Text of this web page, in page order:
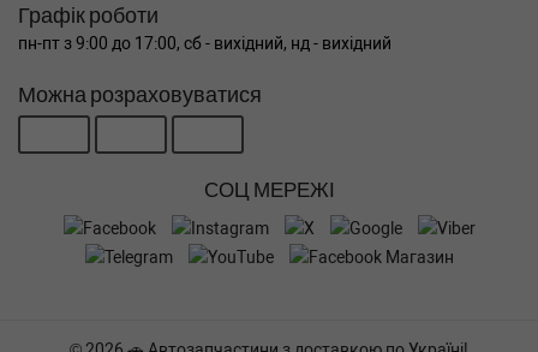
Графік роботи
пн-пт з 9:00 до 17:00, сб - вихідний, нд - вихідний
Можна розраховуватися
СОЦ МЕРЕЖІ